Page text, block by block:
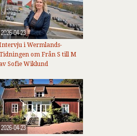
2026-04-23
i Wermlands-
om Från S till M
av Sofie Wiklund
2026-04-23